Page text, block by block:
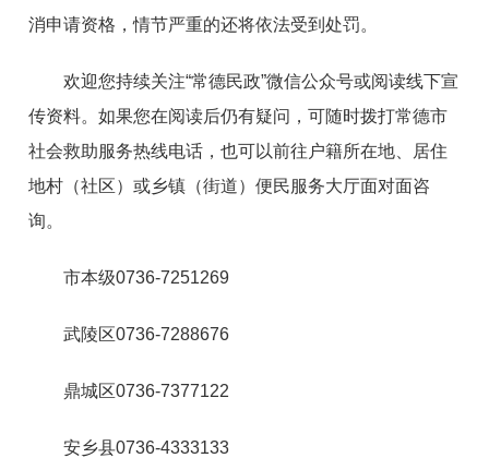
消申请资格，情节严重的还将依法受到处罚。
欢迎您持续关注“常德民政”微信公众号或阅读线下宣
传资料。如果您在阅读后仍有疑问，可随时拨打常德市
社会救助服务热线电话，也可以前往户籍所在地、居住
地村（社区）或乡镇（街道）便民服务大厅面对面咨
询。
市本级0736-7251269
武陵区0736-7288676
鼎城区0736-7377122
安乡县0736-4333133